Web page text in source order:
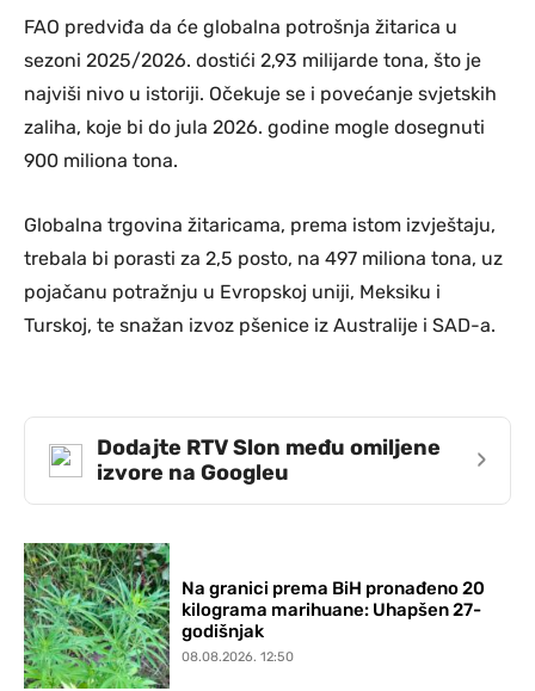
FAO predviđa da će globalna potrošnja žitarica u
sezoni 2025/2026. dostići 2,93 milijarde tona, što je
najviši nivo u istoriji. Očekuje se i povećanje svjetskih
zaliha, koje bi do jula 2026. godine mogle dosegnuti
900 miliona tona.
Globalna trgovina žitaricama, prema istom izvještaju,
trebala bi porasti za 2,5 posto, na 497 miliona tona, uz
pojačanu potražnju u Evropskoj uniji, Meksiku i
Turskoj, te snažan izvoz pšenice iz Australije i SAD-a.
Dodajte RTV Slon među omiljene
izvore na Googleu
›
Na granici prema BiH pronađeno 20
kilograma marihuane: Uhapšen 27-
godišnjak
08.08.2026. 12:50